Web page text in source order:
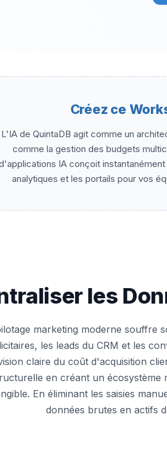
Créez ce
L'IA de QuintaDB agit comme un
comme la gestion des budgets
IA conçoit
analytiques et les portails pour vos
les
marketing moderne souffre
les leads du CRM et les
claire du coût d'acquisition
en créant un écosystème
En éliminant les saisies
données brutes en actifs